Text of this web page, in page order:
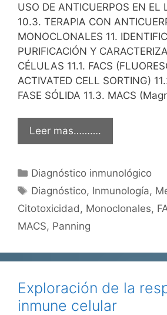
USO DE ANTICUERPOS EN EL
10.3. TERAPIA CON
MONOCLONALES 11.
PURIFICACIÓN Y
CÉLULAS 11.1. FACS
ACTIVATED CELL SORTING)
FASE SÓLIDA 11.3. MACS
Leer mas……….
Categorías
Diagnóstico inmunológico
Etiquetas
Diagnóstico, Inmunología,
Citotoxicidad, Monoclonales,
MACS, Panning
Exploración de la
inmune celular